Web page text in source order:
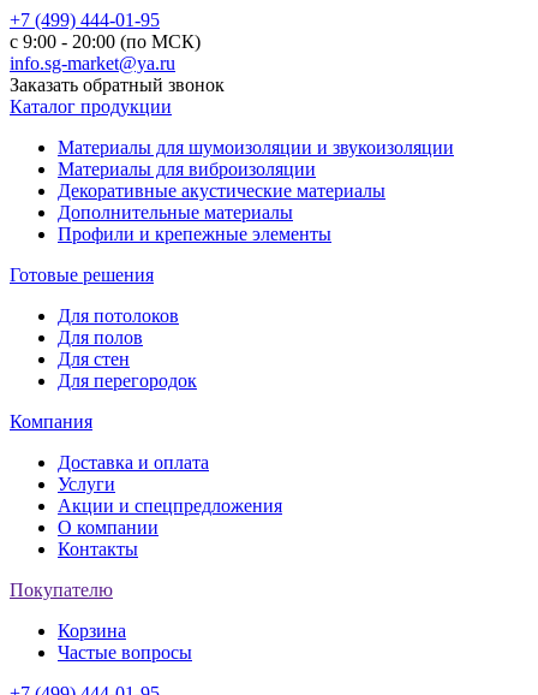
+7 (499) 444-01-95
с 9:00 - 20:00 (по МСК)
info.sg-market@ya.ru
Заказать обратный звонок
Каталог продукции
Материалы для шумоизоляции и звукоизоляции
Материалы для виброизоляции
Декоративные акустические материалы
Дополнительные материалы
Профили и крепежные элементы
Готовые решения
Для потолоков
Для полов
Для стен
Для перегородок
Компания
Доставка и оплата
Услуги
Акции и спецпредложения
О компании
Контакты
Покупателю
Корзина
Частые вопросы